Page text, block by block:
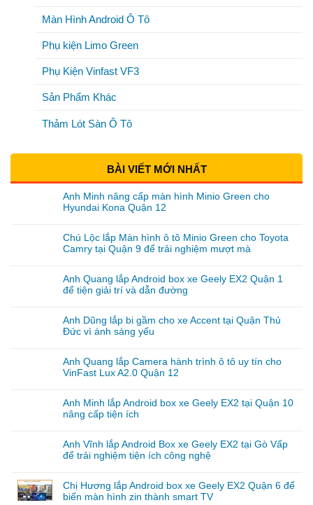
Màn Hình Android Ô Tô
Phụ kiện Limo Green
Phụ Kiện Vinfast VF3
Sản Phẩm Khác
Thảm Lót Sàn Ô Tô
BÀI VIẾT MỚI NHẤT
Anh Minh nâng cấp màn hình Minio Green cho
Hyundai Kona Quận 12
Chú Lộc lắp Màn hình ô tô Minio Green cho Toyota
Camry tại Quận 9 để trải nghiệm mượt mà
Anh Quang lắp Android box xe Geely EX2 Quận 1
để tiện giải trí và dẫn đường
Anh Dũng lắp bi gầm cho xe Accent tại Quận Thủ
Đức vì ánh sáng yếu
Anh Quang lắp Camera hành trình ô tô uy tín cho
VinFast Lux A2.0 Quận 12
Anh Minh lắp Android box xe Geely EX2 tại Quận 10
nâng cấp tiện ích
Anh Vĩnh lắp Android Box xe Geely EX2 tại Gò Vấp
để trải nghiệm tiện ích công nghệ
Chị Hương lắp Android box xe Geely EX2 Quận 6 để
biến màn hình zin thành smart TV